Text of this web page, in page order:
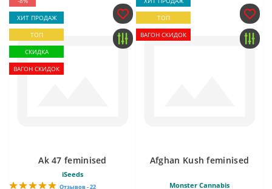
ХИТ ПРОДАЖ
ТОП
СКИДКА
ВАГОН СКИДОК
Ak 47 feminised
iSeeds
Отзывов - 22
ТОП
ВАГОН СКИДОК
Afghan Kush feminised
Monster Cannabis